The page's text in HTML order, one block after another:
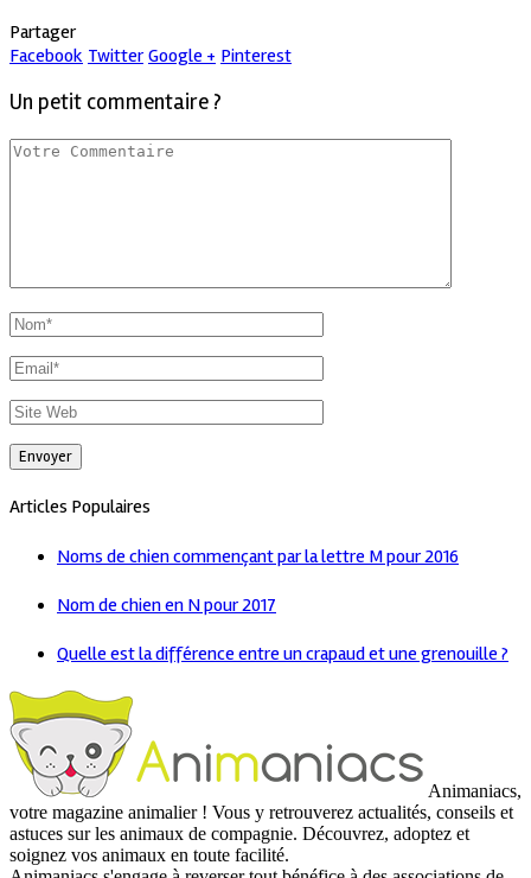
Partager
Facebook Twitter Google + Pinterest
Un petit commentaire ?
Articles Populaires
Noms de chien commençant par la lettre M pour 2016
Nom de chien en N pour 2017
Quelle est la différence entre un crapaud et une grenouille ?
Animaniacs,
votre magazine animalier ! Vous y retrouverez actualités, conseils et
astuces sur les animaux de compagnie. Découvrez, adoptez et
soignez vos animaux en toute facilité.